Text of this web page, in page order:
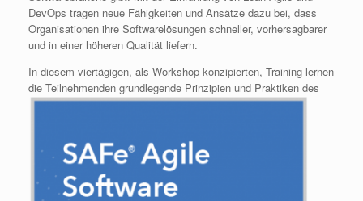
DevOps tragen neue Fähigkeiten und Ansätze dazu bei, dass
Organisationen ihre Softwarelösungen schneller, vorhersagbarer
und in einer höheren Qualität liefern.
In diesem viertägigen, als Workshop konzipierten, Training lernen
die Teilnehmenden grundlegende Prinzipien und Praktiken des